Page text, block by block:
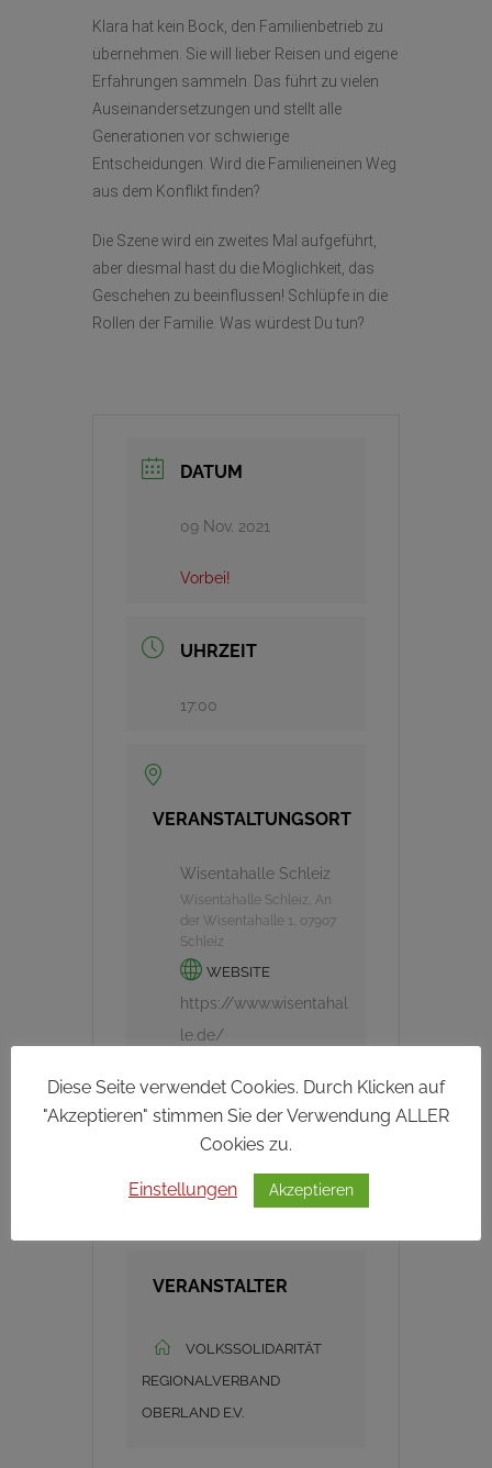
Klara hat kein Bock, den Familienbetrieb zu
übernehmen. Sie will lieber Reisen und eigene
Erfahrungen sammeln. Das führt zu vielen
Auseinandersetzungen und stellt alle
Generationen vor schwierige
Entscheidungen. Wird die Familieneinen Weg
aus dem Konflikt finden?
Die Szene wird ein zweites Mal aufgeführt,
aber diesmal hast du die Möglichkeit, das
Geschehen zu beeinflussen! Schlüpfe in die
Rollen der Familie. Was würdest Du tun?
DATUM
09 Nov. 2021
Vorbei!
UHRZEIT
17:00
VERANSTALTUNGSORT
Wisentahalle Schleiz
Wisentahalle Schleiz, An
der Wisentahalle 1, 07907
Schleiz
WEBSITE
https://www.wisentahal
le.de/
KATEGORIE
Termine und
Veranstaltungen
VERANSTALTER
VOLKSSOLIDARITÄT
REGIONALVERBAND
OBERLAND E.V.
Diese Seite verwendet Cookies. Durch Klicken auf
"Akzeptieren" stimmen Sie der Verwendung ALLER
Cookies zu.
Einstellungen Akzeptieren